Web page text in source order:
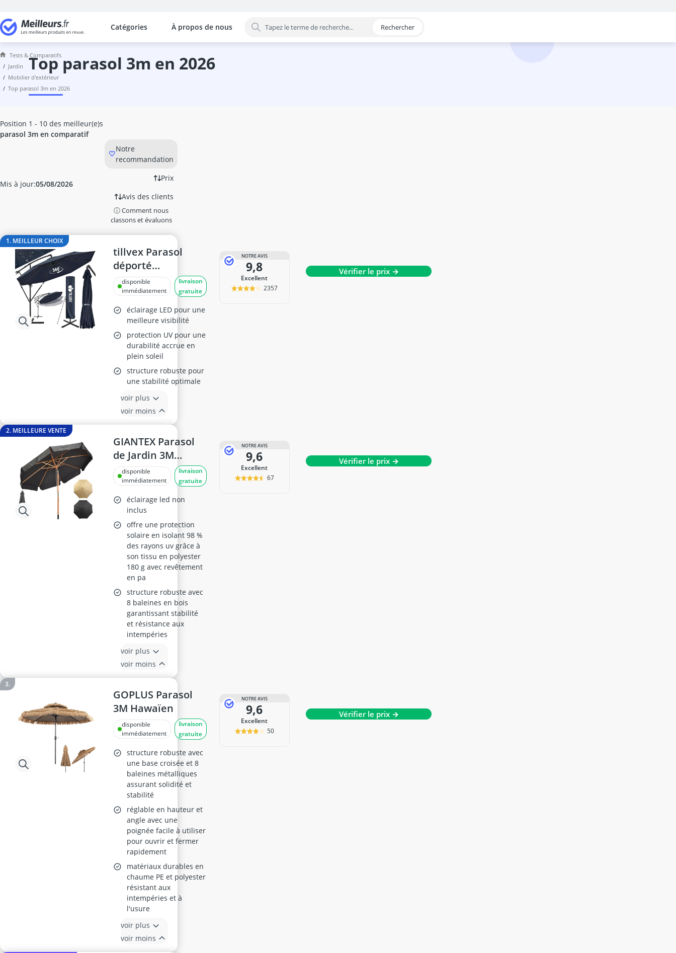
Catégories
Les comparaisons les plus populaires par catégorie
Jardin
abri de jardin
abri de jardin métal
Affûteuse chaîne tronçonneuse
Aiguiseur à lame
allume-feu pour cheminée
anti-campagnol
anti-mites
Anti-mousse
anti-taupes solaire
arroseur escamotable
Aspirateur de feuilles
Aspirateur de feuilles à essence
Aspirateur de piscine
À propos de nous Rechercher
Tests & Comparatifs
jardin
mobilier d'extérieur
top parasol 3m en 2026
top parasol 3m en 2026
Mis à jour:05/08/2026
Position 1 - 10 des meilleur(e)s
parasol 3m en comparatif
Notre
recommandation
Prix
Avis des clients
ⓘ Comment nous
classons et évaluons
1. MEILLEUR CHOIX
tillvex Parasol
déporté
hexagonale
disponible
immédiatement
livraison
gratuite
éclairage LED pour une
meilleure visibilité
protection UV pour une
durabilité accrue en
plein soleil
structure robuste pour
une stabilité optimale
voir plus
voir moins
NOTRE AVIS
9,8
Excellent
2357
Vérifier le prix →
2. MEILLEURE VENTE
GIANTEX Parasol
de Jardin 3M
Inclinable
disponible
immédiatement
livraison
gratuite
éclairage led non
inclus
offre une protection
solaire en isolant 98 %
des rayons uv grâce à
son tissu en polyester
180 g avec revêtement
en pa
structure robuste avec
8 baleines en bois
garantissant stabilité
et résistance aux
intempéries
voir plus
voir moins
NOTRE AVIS
9,6
Excellent
67
Vérifier le prix →
GOPLUS Parasol
3M Hawaïen
disponible
immédiatement
livraison
gratuite
structure robuste avec
une base croisée et 8
baleines métalliques
assurant solidité et
stabilité
réglable en hauteur et
angle avec une
poignée facile à utiliser
pour ouvrir et fermer
rapidement
matériaux durables en
chaume PE et polyester
résistant aux
intempéries et à
l'usure
voir plus
voir moins
NOTRE AVIS
9,6
Excellent
50
Vérifier le prix →